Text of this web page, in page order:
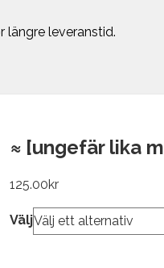
längre leveranstid.
≈ [ungefär lika
125.00kr
Välj